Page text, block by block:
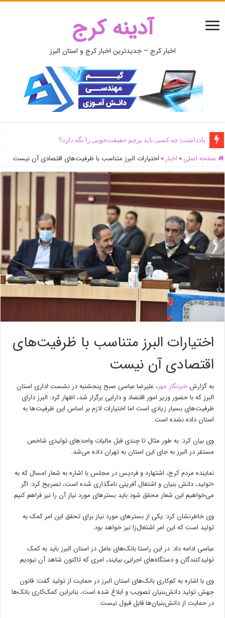
آدینه کرج
اخبار کرج – جدیدترین اخبار کرج و استان البرز
یادداشت| ‌چه کسی باید پرچم حقیقت‌جویی را نگه دارد؟
صفحه اصلی » اخبار » اختیارات البرز متناسب با ظرفیت‌های اقتصادی آن نیست
اختیارات البرز متناسب با ظرفیت‌های
اقتصادی آن نیست
به گزارشخبرنگار مهر، علیرضا عباسی صبح پنجشنبه در نشست اداری استان
البرز که با حضور وزیر امور اقتصاد و دارایی برگزار شد، اظهار کرد: البرز دارای
ظرفیت‌های بسیار زیادی است اما اختیارات لازم بر اساس این ظرفیت‌ها به
استان داده نشده است.
وی بیان کرد: به طور مثال تا چندی قبل مالیات واحدهای تولیدی شاخص
مستقر در البرز به جای این استان به تهران داده می‌شد.
نماینده مردم کرج، اشتهارد و فردیس در مجلس با اشاره به شعار امسال که به
«تولید، دانش بنیان و اشتغال آفرینی نامگذاری شده است، تصریح کرد: اگر
می‌خواهیم این شعار محقق شود باید بسترهای مورد نیاز آن را نیز فراهم کنیم.
وی خاطرنشان کرد: یکی از بسترهای مورد نیاز برای تحقق این امر کمک به
تولید است که این امر اشتغال‌زا نیز خواهد بود.
عباسی ادامه داد: در این راستا بانک‌های عامل در استان البرز باید به کمک
تولیدکنندگان و دستگاه‌های اجرایی بیایند، امری که تاکنون شاهد آن نبودیم.
وی با اشاره به کم‌کاری بانک‌های استان البرز در حمایت از تولید گفت: قانون
جهش تولید دانش‌بنیان تصویب و ابلاغ شده است، بنابراین کمک‌کاری بانک‌ها
در حمایت از دانش‌بنیان‌ها قابل قبول نیست.